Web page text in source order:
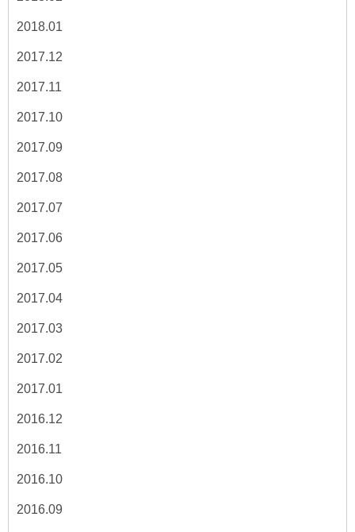
2018.01
2017.12
2017.11
2017.10
2017.09
2017.08
2017.07
2017.06
2017.05
2017.04
2017.03
2017.02
2017.01
2016.12
2016.11
2016.10
2016.09